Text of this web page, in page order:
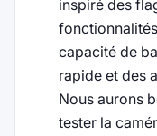
inspiré des
capacité de
rapide et des
Nous aurons
tester la